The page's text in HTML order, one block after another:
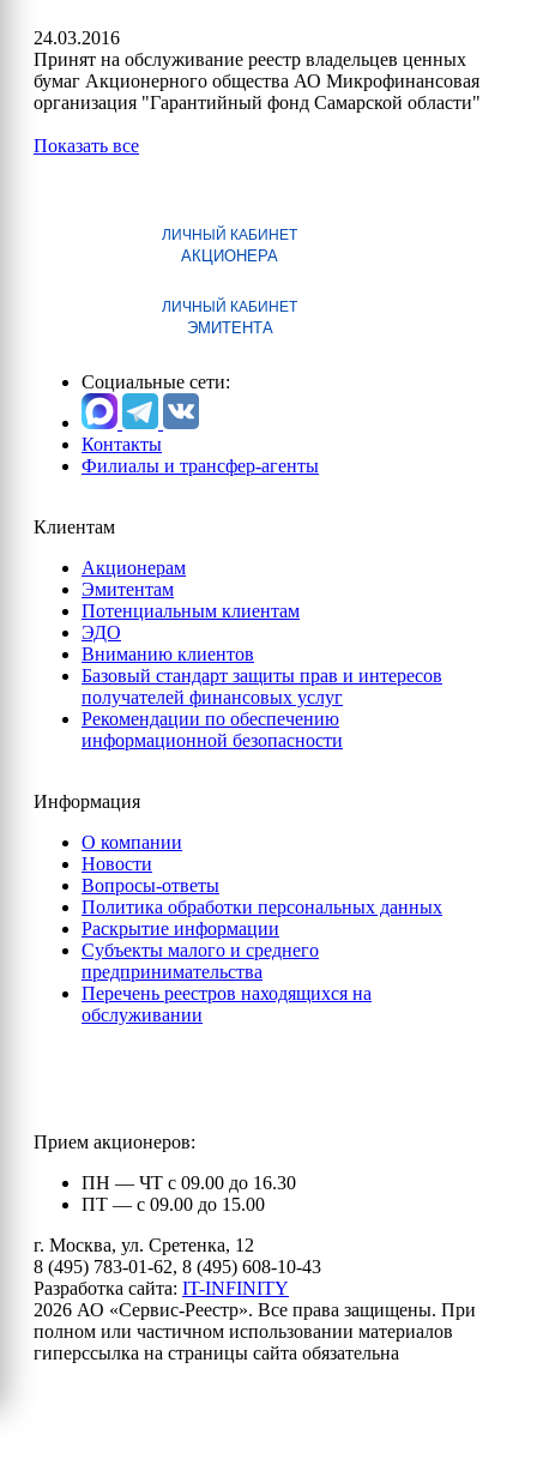
24.03.2016
Принят на обслуживание реестр владельцев ценных
бумаг Акционерного общества АО Микрофинансовая
организация "Гарантийный фонд Самарской области"
Показать все
ЛИЧНЫЙ КАБИНЕТ
АКЦИОНЕРА
ЛИЧНЫЙ КАБИНЕТ
ЭМИТЕНТА
Социальные сети:
Контакты
Филиалы и трансфер-агенты
Клиентам
Акционерам
Эмитентам
Потенциальным клиентам
ЭДО
Вниманию клиентов
Базовый стандарт защиты прав и интересов
получателей финансовых услуг
Рекомендации по обеспечению
информационной безопасности
Информация
О компании
Новости
Вопросы-ответы
Политика обработки персональных данных
Раскрытие информации
Субъекты малого и среднего
предпринимательства
Перечень реестров находящихся на
обслуживании
Прием акционеров:
ПН — ЧТ с 09.00 до 16.30
ПТ — с 09.00 до 15.00
г. Москва, ул. Сретенка, 12
8 (495) 783-01-62, 8 (495) 608-10-43
Разработка сайта: IT-INFINITY
2026 АО «Сервис-Реестр». Все права защищены. При
полном или частичном использовании материалов
гиперссылка на страницы сайта обязательна